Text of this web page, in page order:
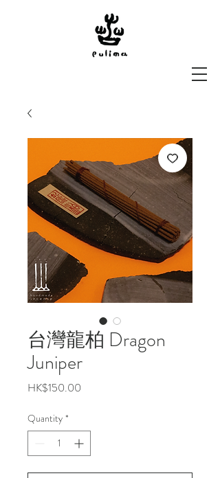
台灣龍柏 Dragon
Juniper
HK$150.00
Quantity *